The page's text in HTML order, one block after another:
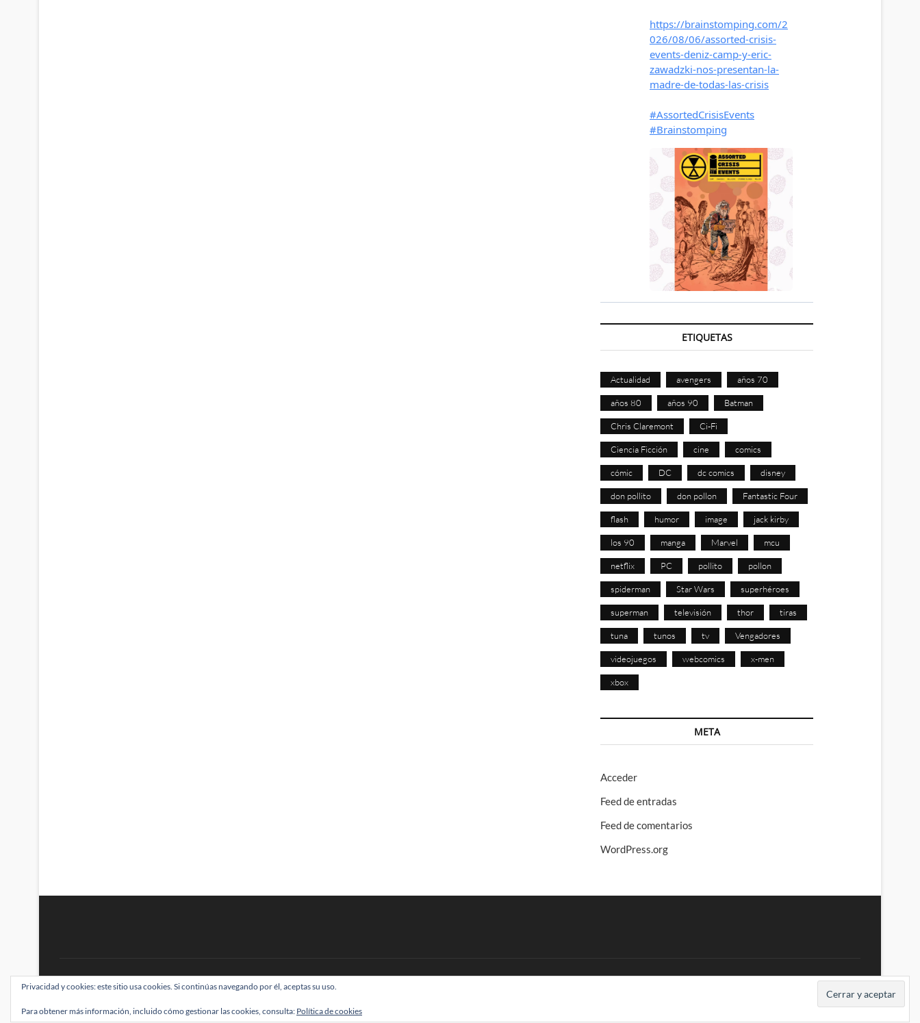
ETIQUETAS
Actualidad avengers años 70
años 80 años 90 Batman
Chris Claremont Ci-Fi
Ciencia Ficción cine comics
cómic DC dc comics disney
don pollito don pollon Fantastic Four
flash humor image jack kirby
los 90 manga Marvel mcu
netflix PC pollito pollon
spiderman Star Wars superhéroes
superman televisión thor tiras
tuna tunos tv Vengadores
videojuegos webcomics x-men
xbox
META
Acceder
Feed de entradas
Feed de comentarios
WordPress.org
BRAINSTOMPING| Diseñado por:Theme Freesia|WordPress| © Todos los derechos reservados
Privacidad y cookies: este sitio usa cookies. Si continúas navegando por él, aceptas su uso.
Para obtener más información, incluido cómo gestionar las cookies, consulta: Política de cookies